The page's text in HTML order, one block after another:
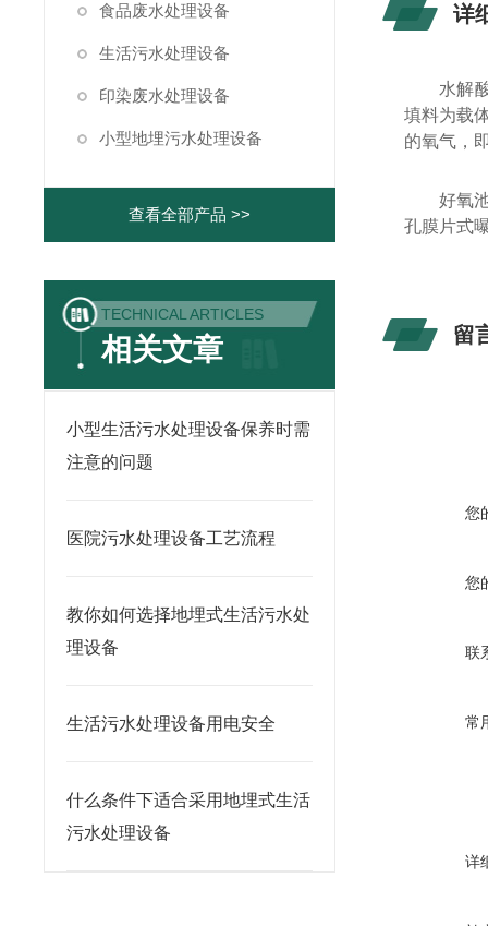
食品废水处理设备
生活污水处理设备
印染废水处理设备
小型地埋污水处理设备
查看全部产品 >>
TECHNICAL ARTICLES
相关文章
小型生活污水处理设备保养时需
注意的问题
医院污水处理设备工艺流程
教你如何选择地埋式生活污水处
理设备
生活污水处理设备用电安全
什么条件下适合采用地埋式生活
污水处理设备
详
水解
填料为载
的氧气，
好氧
孔膜片式
留
您
您
联
常
详